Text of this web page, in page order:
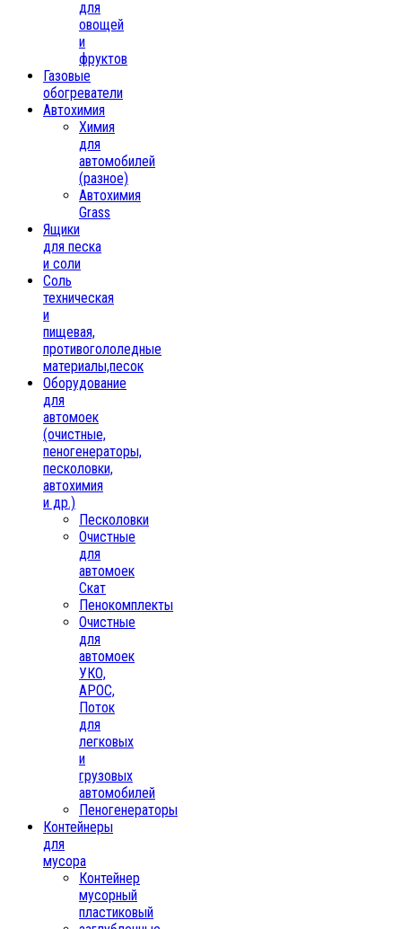
для
овощей
и
фруктов
Газовые
обогреватели
Автохимия
Химия
для
автомобилей
(разное)
Автохимия
Grass
Ящики
для песка
и соли
Соль
техническая
и
пищевая,
противогололедные
материалы,песок
Oборудование
для
автомоек
(очистные,
пеногенераторы,
песколовки,
автохимия
и др.)
Песколовки
Очистные
для
автомоек
Скат
Пенокомплекты
Очистные
для
автомоек
УКО,
АРОС,
Поток
для
легковых
и
грузовых
автомобилей
Пеногенераторы
Контейнеры
для
мусора
Контейнер
мусорный
пластиковый